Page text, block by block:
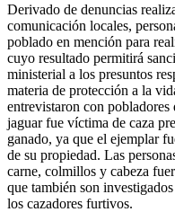
Derivado de denuncias
comunicación locales,
poblado en mención para
cuyo resultado permitirá
ministerial a los presuntos
materia de protección a la
entrevistaron con pobladores
jaguar fue víctima de caza
ganado, ya que el ejemplar
de su propiedad. Las
carne, colmillos y cabeza
que también son
los cazadores furtivos.